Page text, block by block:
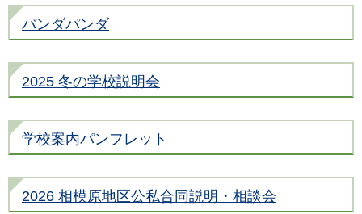
バンダパンダ
2025 冬の学校説明会
学校案内パンフレット
2026 相模原地区公私合同説明・相談会